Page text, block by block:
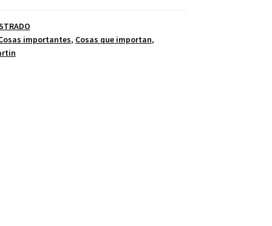
importantes, Cosas que importan,